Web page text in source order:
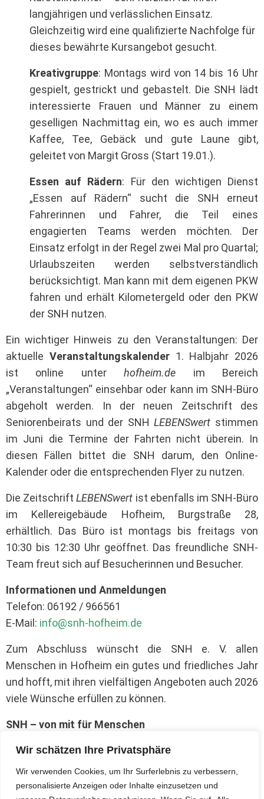
Wir schätzen Ihre Privatsphäre
Wir verwenden Cookies, um Ihr Surferlebnis zu verbessern,
personalisierte Anzeigen oder Inhalte einzusetzen und
langjährigen und verlässlichen Einsatz.
Gleichzeitig wird eine qualifizierte Nachfolge für
dieses bewährte Kursangebot gesucht.
Kreativgruppe: Montags wird von 14 bis 16 Uhr
gespielt, gestrickt und gebastelt. Die SNH lädt
interessierte Frauen und Männer zu einem
geselligen Nachmittag ein, wo es auch immer
Kaffee, Tee, Gebäck und gute Laune gibt,
geleitet von Margit Gross (Start 19.01.).
Essen auf Rädern: Für den wichtigen Dienst
„Essen auf Rädern“ sucht die SNH erneut
Fahrerinnen und Fahrer, die Teil eines
engagierten Teams werden möchten. Der
Einsatz erfolgt in der Regel zwei Mal pro Quartal;
Urlaubszeiten werden selbstverständlich
berücksichtigt. Man kann mit dem eigenen PKW
fahren und erhält Kilometergeld oder den PKW
der SNH nutzen.
Ein wichtiger Hinweis zu den Veranstaltungen: Der
aktuelle Veranstaltungskalender1. Halbjahr 2026
ist online unterhofheim.de im Bereich
„Veranstaltungen“ einsehbar oder kann im SNH-Büro
abgeholt werden. In der neuen Zeitschrift des
Seniorenbeirats und der SNHLEBENSwert stimmen
im Juni die Termine der Fahrten nicht überein. In
diesen Fällen bittet die SNH darum, den Online-
Kalender oder die entsprechenden Flyer zu nutzen.
Die ZeitschriftLEBENSwert ist ebenfalls im SNH-Büro
im Kellereigebäude Hofheim, Burgstraße 28,
erhältlich. Das Büro ist montags bis freitags von
10:30 bis 12:30 Uhr geöffnet. Das freundliche SNH-
Team freut sich auf Besucherinnen und Besucher.
Informationen und Anmeldungen
Telefon: 06192 / 966561
E-Mail: info@snh-hofheim.de
Zum Abschluss wünscht die SNH e. V. allen
Menschen in Hofheim ein gutes und friedliches Jahr
und hofft, mit ihren vielfältigen Angeboten auch 2026
viele Wünsche erfüllen zu können.
SNH – von mit für Menschen